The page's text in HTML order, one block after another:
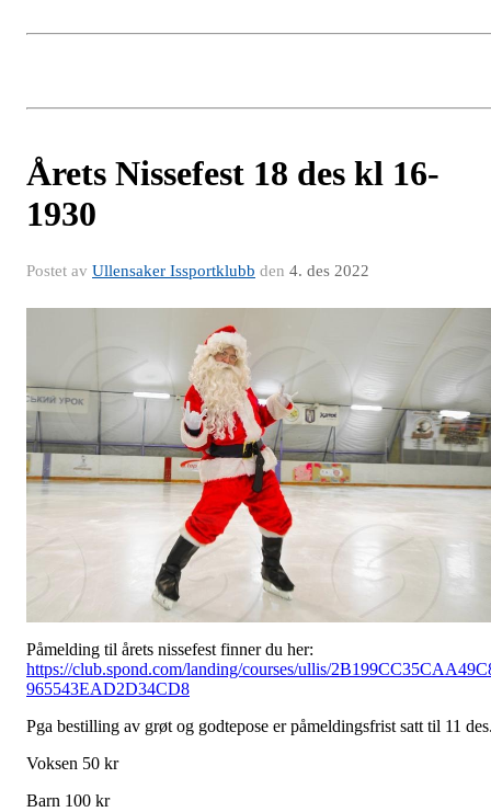
Årets Nissefest 18 des kl 16-
1930
Postet av Ullensaker Issportklubb den 4. des 2022
Påmelding til årets nissefest finner du her:
https://club.spond.com/landing/courses/ullis/
965543EAD2D34CD8
Pga bestilling av grøt og godtepose er påmeldingsfrist satt til 11
Voksen 50 kr
Barn 100 kr